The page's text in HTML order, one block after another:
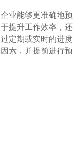
业能够更准确地预
提升工作效率，还
定期或实时的进度
素，并提前进行预